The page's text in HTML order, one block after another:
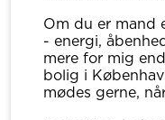
Om du er mand
- energi,
mere for mig
bolig i
mødes gerne,